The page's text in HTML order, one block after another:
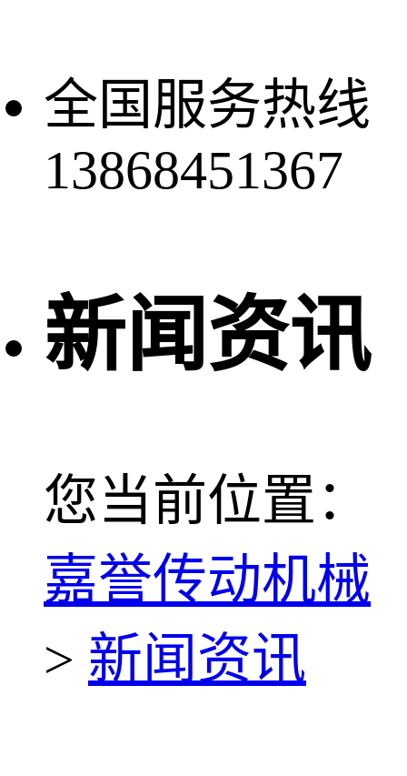
全国服务热线
13868451367
新闻资讯
您当前位置：
嘉誉传动机械
> 新闻资讯